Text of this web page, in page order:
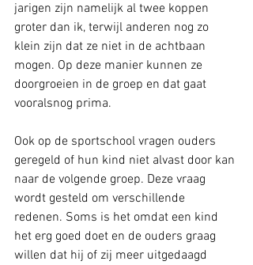
jarigen zijn namelijk al twee koppen
groter dan ik, terwijl anderen nog zo
klein zijn dat ze niet in de achtbaan
mogen. Op deze manier kunnen ze
doorgroeien in de groep en dat gaat
vooralsnog prima.
Ook op de sportschool vragen ouders
geregeld of hun kind niet alvast door kan
naar de volgende groep. Deze vraag
wordt gesteld om verschillende
redenen. Soms is het omdat een kind
het erg goed doet en de ouders graag
willen dat hij of zij meer uitgedaagd